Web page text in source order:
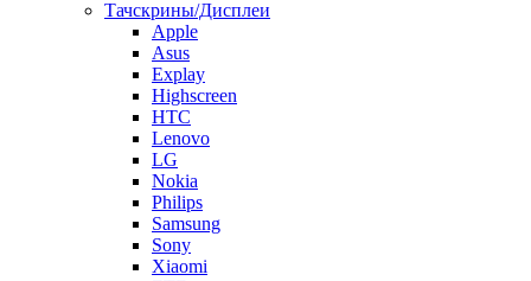
Тачскрины/Дисплеи
Apple
Asus
Explay
Highscreen
HTC
Lenovo
LG
Nokia
Philips
Samsung
Sony
Xiaomi